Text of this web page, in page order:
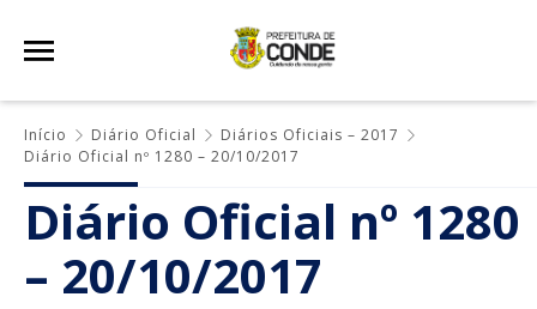
Início Diário Oficial
Diários Oficiais – 2017
Diário Oficial nº 1280 – 20/10/2017
Diário Oficial nº 1280
– 20/10/2017